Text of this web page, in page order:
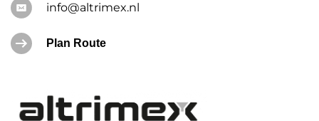
info@altrimex.nl
Plan Route